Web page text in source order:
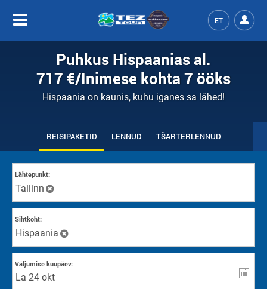
ET
Puhkus Hispaanias al.
717 €/Inimese kohta7 ööks
Hispaania on kaunis, kuhu iganes sa lähed!
REISIPAKETID LENNUD TŠARTERLENNUD
Lähtepunkt:
Tallinn
Sihtkoht:
Hispaania
Väljumise kuupäev: